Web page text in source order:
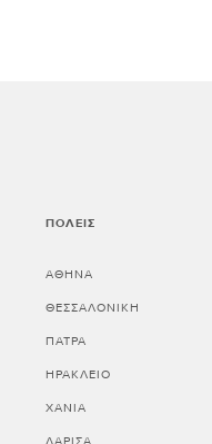
ΠΌΛΕΙΣ
ΑΘΗΝΑ
ΘΕΣΣΑΛΟΝΙΚΗ
ΠΑΤΡΑ
ΗΡΑΚΛΕΙΟ
ΧΑΝΙΑ
ΛΑΡΙΣΑ